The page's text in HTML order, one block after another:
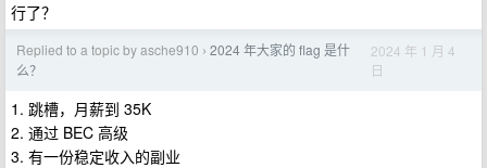
行了？
Replied to a topic by asche910 › 2024 年大家的 flag 是什
么？
2024 年 1 月 4
日
1. 跳槽，月薪到 35K
2. 通过 BEC 高级
3. 有一份稳定收入的副业